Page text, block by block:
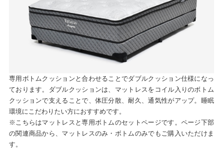
専用ボトムクッションと合わせることでダブルクッション仕様になっ
ております。ダブルクッションは、マットレスをコイル入りのボトム
クッションで支えることで、体圧分散、耐久、通気性がアップ。睡眠
環境にこだわりたい方におすすめです。
※こちらはマットレスと専用ボトムのセットページです。ページ下部
の関連商品から、マットレスのみ・ボトムのみでもご購入いただけま
す。